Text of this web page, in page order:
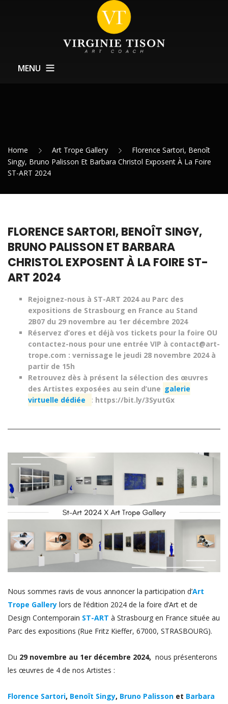
MENU
Service Expositions
Actualités
Home Art Trope Gallery
Florence Sartori, Benoît
Singy, Bruno Palisson Et Barbara Christol Exposent À La Foire
ST-ART 2024
FLORENCE SARTORI, BENOÎT SINGY,
BRUNO PALISSON ET BARBARA
CHRISTOL EXPOSENT À LA FOIRE ST-
ART 2024
Rejoignez-nous à ST-ART 2024 au Parc des
expositions de Strasbourg en France au Stand
2B07 du 29 novembre au 1er décembre 2024
Réservez d’ores et déjà vos tickets pour la foire OU
contactez-nous pour une entrée VIP à contact@art-
trope.com : vernissage le jeudi 28 novembre 2024 à
partir de 15h
Retrouvez dès à présent la sélection des œuvres
des Artistes exposées au sein d’une galerie
virtuelle dédiée
: https://bit.ly/3SyutGx
Nous sommes ravis de vous annoncer la participation d’Art
Trope Gallery lors de l’édition 2024 de la foire d’Art et de
Design Contemporain ST-ART à Strasbourg en France située au
Parc des expositions (Rue Fritz Kieffer, 67000, STRASBOURG).
Du 29 novembre au 1er décembre 2024, nous présenterons
les œuvres de 4 de nos Artistes :
Florence Sartori, Benoît Singy, Bruno Palisson et Barbara